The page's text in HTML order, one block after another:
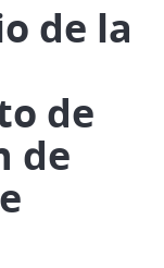
de la
de
de